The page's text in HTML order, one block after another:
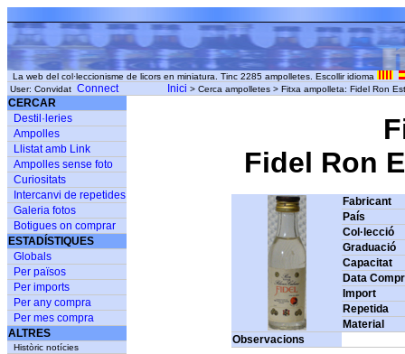
La web del col·leccionisme de licors en miniatura. Tinc 2285 ampolletes. Escollir idioma
User: Convidat Connect Inici > Cerca ampolletes > Fitxa ampolleta: Fidel Ron
CERCAR
Destil·leries
Ampolles
Llistat amb Link
Ampolles sense foto
Curiositats
Intercanvi de repetides
Galeria fotos
Botigues on comprar
ESTADÍSTIQUES
Globals
Per països
Per imports
Per any compra
Per mes compra
ALTRES
Històric notícies
Fidel Ron
Fabricant
País
Col·lecció
Graduació
Capacitat
Data
Import
Repetida
Material
Observacions